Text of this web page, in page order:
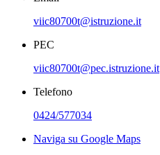
viic80700t@istruzione.it
PEC
viic80700t@pec.istruzione.it
Telefono
0424/577034
Naviga su Google Maps